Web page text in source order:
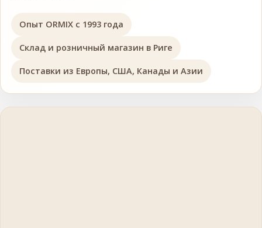
Опыт ORMIX с 1993 года
Склад и розничный магазин в Риге
Поставки из Европы, США, Канады и Азии